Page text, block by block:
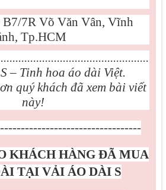
B7/7R Võ Văn Vân, Vĩnh
Tp.HCM
– Tinh hoa áo dài Việt.
quý khách đã xem bài viết
này!
KHÁCH HÀNG ĐÃ MUA
TẠI VẢI ÁO DÀI S